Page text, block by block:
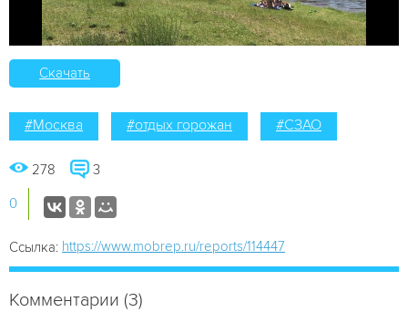
Скачать
#Москва #отдых горожан #СЗАО
278 3
0
Ссылка: https://www.mobrep.ru/reports/114447
Комментарии (3)